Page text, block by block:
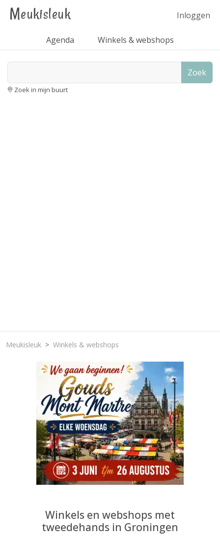
Meukisleuk Inloggen
Agenda Winkels & webshops
Zoek
Zoek in mijn buurt
Meukisleuk Winkels & webshops
Winkels en webshops met
tweedehands in Groningen